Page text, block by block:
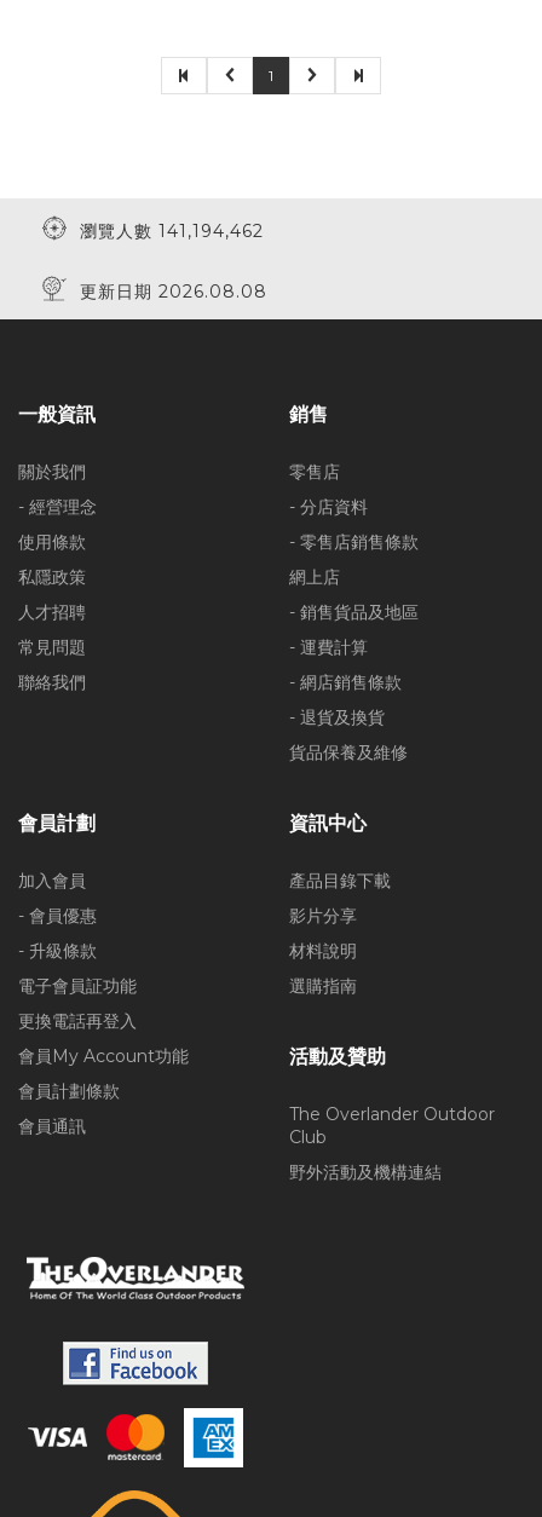
1
瀏覽人數 141,194,462
更新日期 2026.08.08
一般資訊
關於我們
- 經營理念
使用條款
私隱政策
人才招聘
常見問題
聯絡我們
銷售
零售店
- 分店資料
- 零售店銷售條款
網上店
- 銷售貨品及地區
- 運費計算
- 網店銷售條款
- 退貨及換貨
貨品保養及維修
會員計劃
加入會員
- 會員優惠
- 升級條款
電子會員証功能
更換電話再登入
會員My Account功能
會員計劃條款
會員通訊
資訊中心
產品目錄下載
影片分享
材料說明
選購指南
活動及贊助
The Overlander Outdoor
Club
野外活動及機構連結